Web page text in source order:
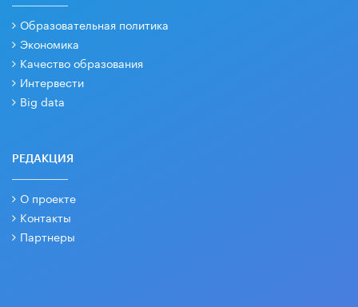
Образовательная политика
Экономика
Качество образования
Интервести
Big data
РЕДАКЦИЯ
О проекте
Контакты
Партнеры